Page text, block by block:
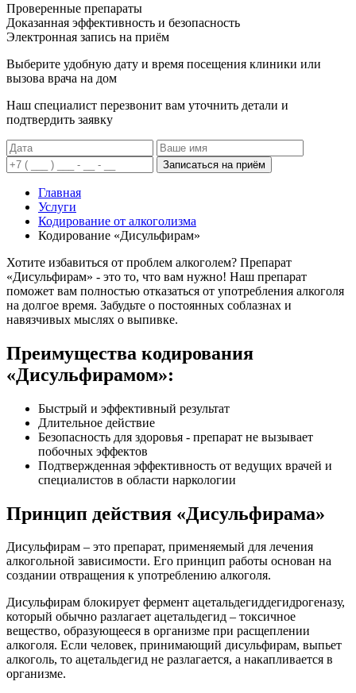
Проверенные препараты
Доказанная эффективность и безопасность
Электронная запись на приём
Выберите удобную дату и время посещения клиники или
вызова врача на дом
Наш специалист перезвонит вам уточнить детали и
подтвердить заявку
Записаться на приём
Главная
Услуги
Кодирование от алкоголизма
Кодирование «Дисульфирам»
Хотите избавиться от проблем алкоголем? Препарат
«Дисульфирам» - это то, что вам нужно! Наш препарат
поможет вам полностью отказаться от употребления алкоголя
на долгое время. Забудьте о постоянных соблазнах и
навязчивых мыслях о выпивке.
Преимущества кодирования
«Дисульфирамом»:
Быстрый и эффективный результат
Длительное действие
Безопасность для здоровья - препарат не вызывает
побочных эффектов
Подтвержденная эффективность от ведущих врачей и
специалистов в области наркологии
Принцип действия «Дисульфирама»
Дисульфирам – это препарат, применяемый для лечения
алкогольной зависимости. Его принцип работы основан на
создании отвращения к употреблению алкоголя.
Дисульфирам блокирует фермент ацетальдегиддегидрогеназу,
который обычно разлагает ацетальдегид – токсичное
вещество, образующееся в организме при расщеплении
алкоголя. Если человек, принимающий дисульфирам, выпьет
алкоголь, то ацетальдегид не разлагается, а накапливается в
организме.